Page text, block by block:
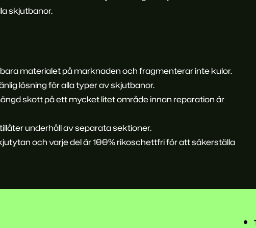
skjutbanor.
materialet på marknaden och fragmenterar inte kulor.
lösning för alla typer av skjutbanor.
skott på ett mycket litet område innan reparation är
underhåll av separata sektioner.
och varje del är 100% rikoschettfri för att säkerställa